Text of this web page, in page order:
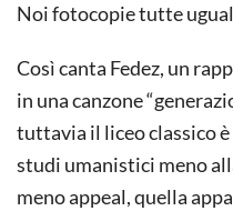
Noi fotocopie tutte
Così canta Fedez, un
in una canzone
tuttavia il liceo classico
studi umanistici meno
meno appeal, quella